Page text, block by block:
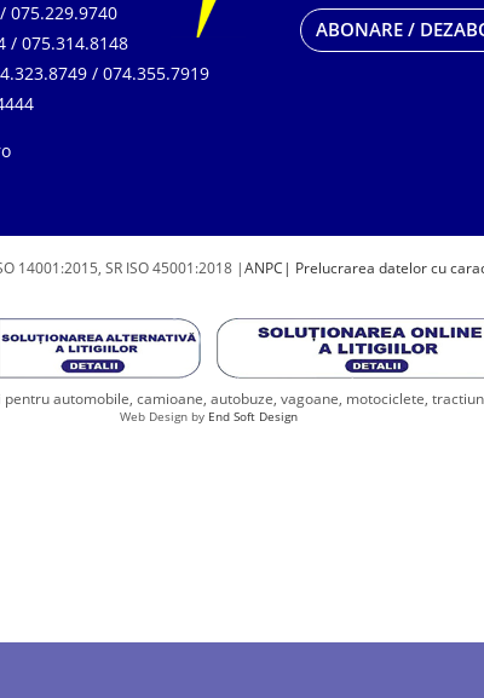
075.229.9740
/ 075.314.8148
/ 074.355.7919
ABONARE /
14001:2015, SR ISO 45001:2018 |ANPC | Prelucrarea datelor cu
automobile, camioane, autobuze, vagoane, motociclete,
Web Design by End Soft Design